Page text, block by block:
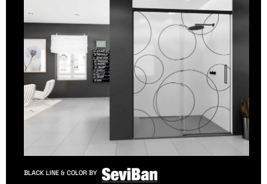
BLACK LINE & COLOR BY